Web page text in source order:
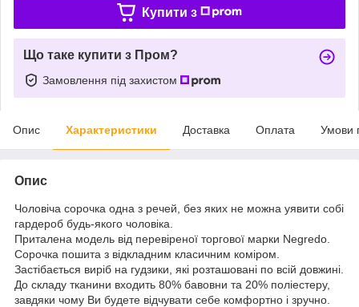
Купити з
Що таке купити з Пром?
Замовлення під захистом
Опис Характеристики Доставка Оплата Умови
Опис
Чоловіча сорочка одна з речей, без яких не можна уявити собі
гардероб будь-якого чоловіка.
Приталена модель від перевіреної торгової марки Negredo.
Сорочка пошита з відкладним класичним коміром.
Застібається виріб на гудзики, які розташовані по всій довжині.
До складу тканини входить 80% бавовни та 20% поліестеру,
завдяки чому Ви будете відчувати себе комфортно і зручно.